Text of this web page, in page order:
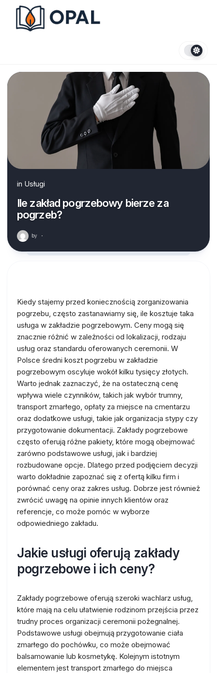
content
in Usługi
Ile zakład pogrzebowy bierze za
pogrzeb?
by ·
Kiedy stajemy przed koniecznością zorganizowania
pogrzebu, często zastanawiamy się, ile kosztuje taka
usługa w zakładzie pogrzebowym. Ceny mogą się
znacznie różnić w zależności od lokalizacji, rodzaju
usług oraz standardu oferowanych ceremonii. W
Polsce średni koszt pogrzebu w zakładzie
pogrzebowym oscyluje wokół kilku tysięcy złotych.
Warto jednak zaznaczyć, że na ostateczną cenę
wpływa wiele czynników, takich jak wybór trumny,
transport zmarłego, opłaty za miejsce na cmentarzu
oraz dodatkowe usługi, takie jak organizacja stypy czy
przygotowanie dokumentacji. Zakłady pogrzebowe
często oferują różne pakiety, które mogą obejmować
zarówno podstawowe usługi, jak i bardziej
rozbudowane opcje. Dlatego przed podjęciem decyzji
warto dokładnie zapoznać się z ofertą kilku firm i
porównać ceny oraz zakres usług. Dobrze jest również
zwrócić uwagę na opinie innych klientów oraz
referencje, co może pomóc w wyborze
odpowiedniego zakładu.
Jakie usługi oferują zakłady
pogrzebowe i ich ceny?
Zakłady pogrzebowe oferują szeroki wachlarz usług,
które mają na celu ułatwienie rodzinom przejścia przez
trudny proces organizacji ceremonii pożegnalnej.
Podstawowe usługi obejmują przygotowanie ciała
zmarłego do pochówku, co może obejmować
balsamowanie lub kosmetykę. Kolejnym istotnym
elementem jest transport zmarłego do miejsca